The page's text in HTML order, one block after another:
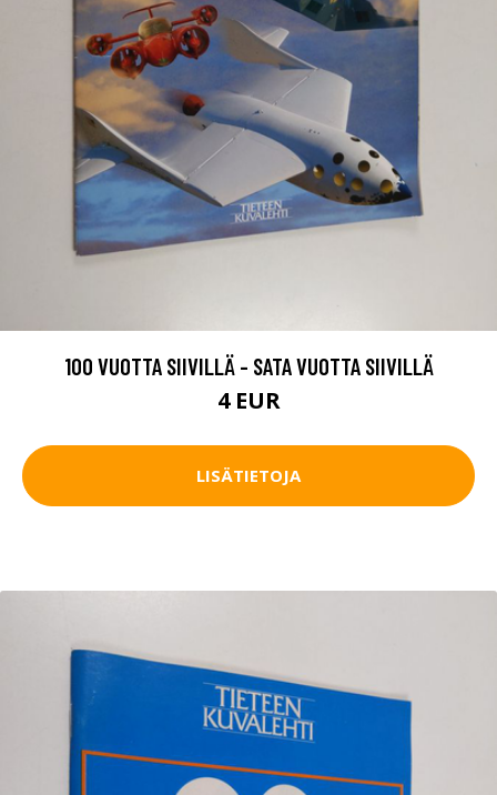
100 VUOTTA SIIVILLÄ - SATA VUOTTA SIIVILLÄ
4 EUR
LISÄTIETOJA